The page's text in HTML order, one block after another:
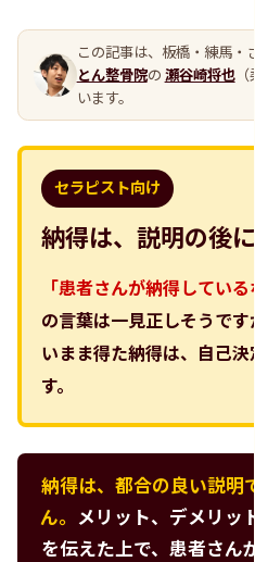
この記事は、板橋・練馬・
とん整骨院の 瀬谷崎将也（
います。
セラピスト向け
納得は、説明の後
「患者さんが納得してい
の言葉は一見正しそうです
いまま得た納得は、自己決
す。
納得は、都合の良い説明
ん。 メリット、デメリッ
を伝えた上で、患者さん